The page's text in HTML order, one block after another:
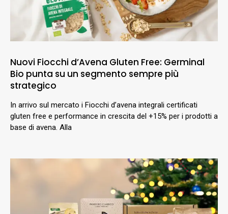
Nuovi Fiocchi d’Avena Gluten Free: Germinal
Bio punta su un segmento sempre più
strategico
In arrivo sul mercato i Fiocchi d’avena integrali certificati
gluten free e performance in crescita del +15% per i prodotti a
base di avena. Alla